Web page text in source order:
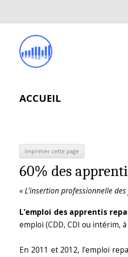
ACCUEIL
60% des
« L’insertion professionnelle
L’emploi des apprentis
emploi (CDD, CDI ou intérim,
En 2011 et 2012, l’emploi